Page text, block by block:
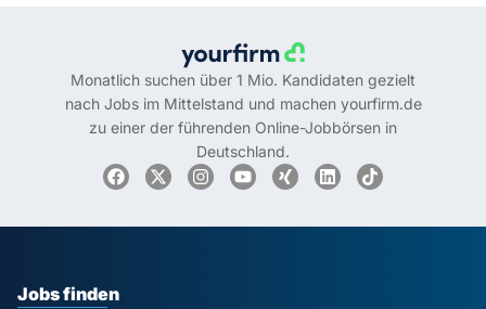
Ratgeber
Über Uns
Karriere bei Yourfirm
Cookie-Einstellungen